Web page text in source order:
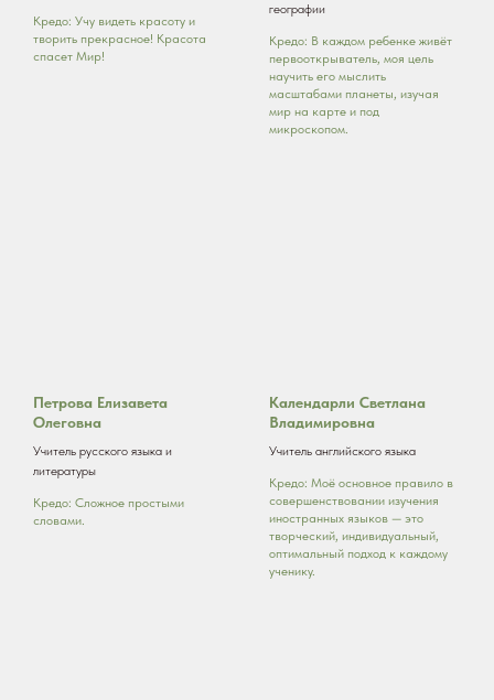
Кредо: Учу видеть красоту и
творить прекрасное! Красота
спасет Мир!
географии
Кредо: В каждом ребенке живёт
первооткрыватель, моя цель
научить его мыслить
масштабами планеты, изучая
мир на карте и под
микроскопом.
Петрова Елизавета
Олеговна
Учитель русского языка и
литературы
Кредо: Сложное простыми
словами.
Календарли Светлана
Владимировна
Учитель английского языка
Кредо: Моё основное правило в
совершенствовании изучения
иностранных языков — это
творческий, индивидуальный,
оптимальный подход к каждому
ученику.